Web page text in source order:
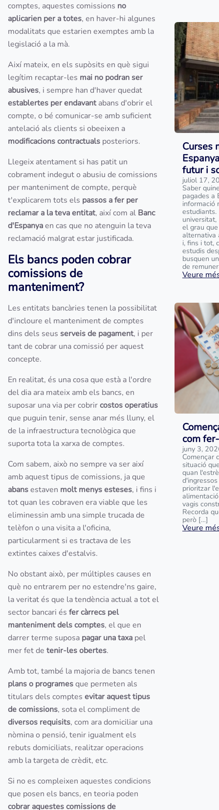
comptes, aquestes comissions no
aplicarien per a totes, en haver-hi algunes
modalitats que estarien exemptes amb la
legislació a la mà.
Així mateix, en els supòsits en què sigui
legítim recaptar-les mai no podran ser
abusives, i sempre han d'haver quedat
establertes per endavantabans d'obrir el
compte, o bé comunicar-se amb suficient
antelació als clients si obeeixen a
modificacions contractuals posteriors.
Llegeix atentament si has patit un
cobrament indegut o abusiu de comissions
per manteniment de compte, perquè
t'explicarem tots els passos a fer per
reclamar a la teva entitat, així com al Banc
d'Espanyaen cas que no atenguin la teva
reclamació malgrat estar justificada.
Els bancs poden cobrar
comissions de
manteniment?
Les entitats bancàries tenen la possibilitat
d'incloure el manteniment de comptes
dins dels seus serveis de pagament, i per
tant de cobrar una comissió per aquest
concepte.
En realitat, és una cosa que està a l'ordre
del dia ara mateix amb els bancs, en
suposar una via per cobrircostos operatius
que puguin tenir, sense anar més lluny, el
de la infraestructura tecnològica que
suporta tota la xarxa de comptes.
Com sabem, això no sempre va ser així
amb aquest tipus de comissions, ja que
abansestaven molt menys esteses, i fins i
tot quan les cobraven era viable que les
eliminessin amb una simple trucada de
telèfon o una visita a l'oficina,
particularment si es tractava de les
extintes caixes d'estalvis.
No obstant això, per múltiples causes en
què no entrarem per no estendre'ns gaire,
la veritat és que la tendència actual a tot el
sector bancari és fer càrrecs pel
manteniment dels comptes, el que en
darrer terme suposa pagar una taxa pel
mer fet de tenir-les obertes.
Amb tot, també la majoria de bancs tenen
plans o programesque permeten als
titulars dels comptes evitar aquest tipus
de comissions, sota el compliment de
diversos requisits, com ara domiciliar una
nòmina o pensió, tenir igualment els
rebuts domiciliats, realitzar operacions
amb la targeta de crèdit, etc.
Si no es compleixen aquestes condicions
que posen els bancs, en teoria poden
cobrar aquestes comissions de
Curses
futur i
juliol 17,
Saber
pagades a
informació
el grau
alternativa
i, fins i tot,
estudis
busquen
de
Veure
com
juny 3,
Començar
situació
quan
prioritzar
vagis
Recorda
però […]
Veure